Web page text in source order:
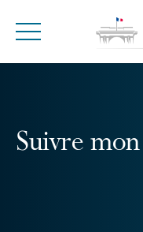
Menu
Suivre